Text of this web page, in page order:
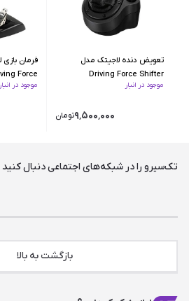
تعویض دنده لاجیتک مدل
Driving Force Shifter
موجود در انبار
۹٬۵۰۰٬۰۰۰تومان
PS4/PC
موجود در انبار
تک‌سیرو را در شبکه‌های اجتماعی دنبال کنید
بازگشت به بالا